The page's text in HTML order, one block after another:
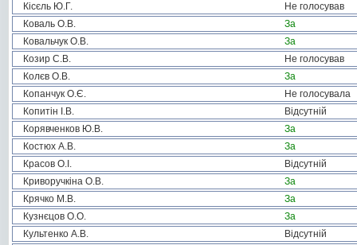
Кісєль Ю.Г.
Не голосував
Коваль О.В.
За
Ковальчук О.В.
За
Козир С.В.
Не голосував
Колєв О.В.
За
Копанчук О.Є.
Не голосувала
Копитін І.В.
Відсутній
Корявченков Ю.В.
За
Костюх А.В.
За
Красов О.І.
Відсутній
Криворучкіна О.В.
За
Крячко М.В.
За
Кузнєцов О.О.
За
Культенко А.В.
Відсутній